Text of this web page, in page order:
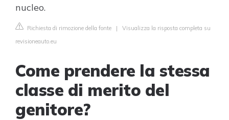
nucleo.
Richiesta di rimozione della fonte | Visualizza la risposta completa su
revisioneauto.eu
Come prendere la stessa
classe di merito del
genitore?